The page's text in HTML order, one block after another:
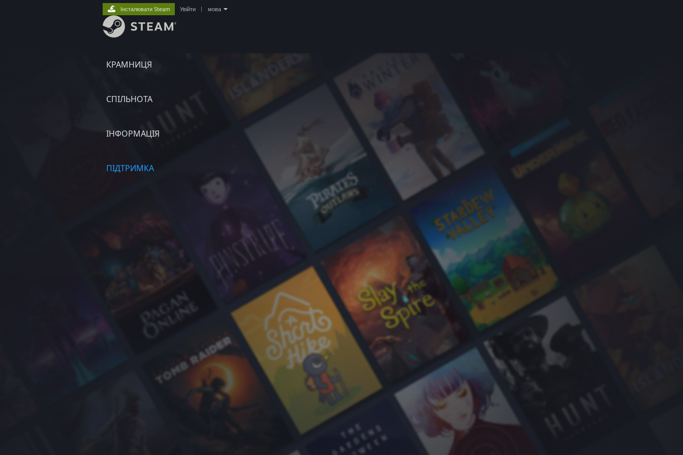
КРАМНИЦЯ
СПІЛЬНОТА
ІНФОРМАЦІЯ
ПІДТРИМКА
Інсталювати Steam Увійти мова